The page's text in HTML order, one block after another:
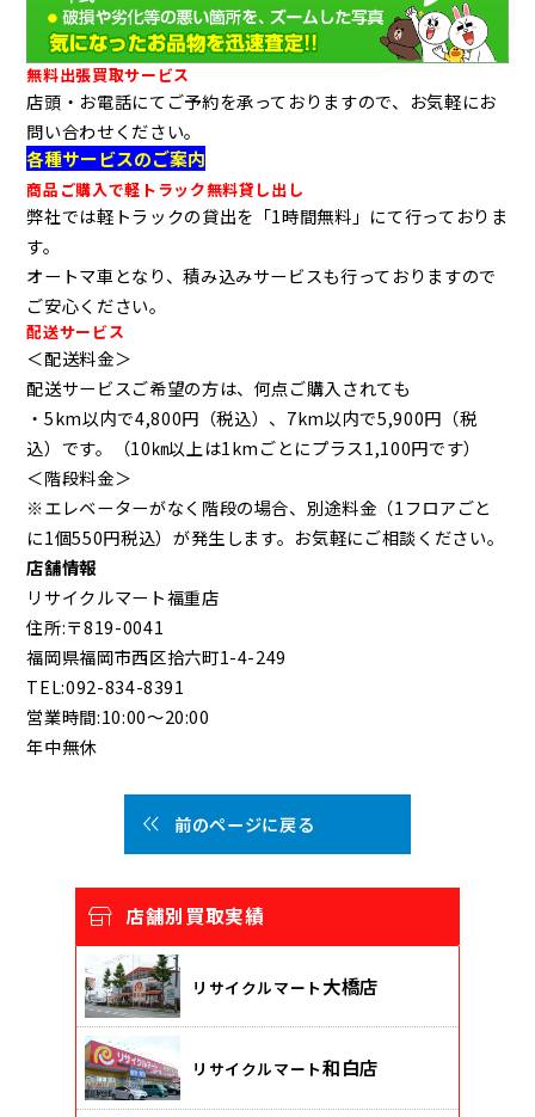
無料出張買取サービス
店頭・お電話にてご予約を承っておりますので、お気軽にお
問い合わせください。
各種サービスのご案内
商品ご購入で軽トラック無料貸し出し
弊社では軽トラックの貸出を「1時間無料」にて行っておりま
す。
オートマ車となり、積み込みサービスも行っておりますので
ご安心ください。
配送サービス
＜配送料金＞
配送サービスご希望の方は、何点ご購入されても
・5km以内で4,800円（税込）、7km以内で5,900円（税
込）です。（10㎞以上は1kmごとにプラス1,100円です）
＜階段料金＞
※エレベーターがなく階段の場合、別途料金（1フロアごと
に1個550円税込）が発生します。お気軽にご相談ください。
店舗情報
リサイクルマート福重店
住所:〒819-0041
福岡県福岡市西区拾六町1-4-249
TEL:092-834-8391
営業時間:10:00～20:00
年中無休
前のページに戻る
店舗別買取実績
リサイクルマート 大橋店
リサイクルマート和白店